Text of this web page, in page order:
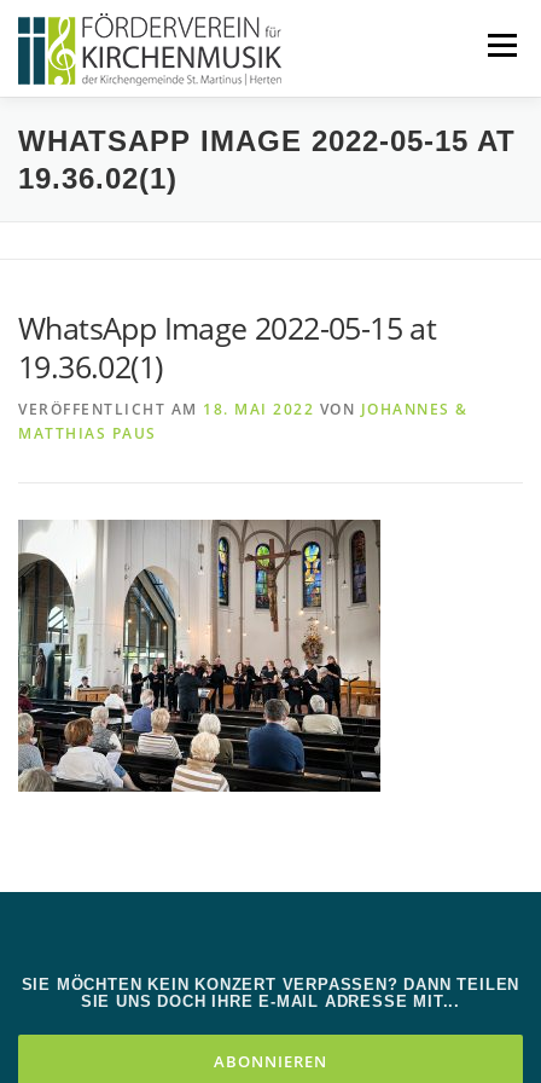
Inhalt
springen
Menü
START ÜBER UNS
BEITRETEN IMPRESSUM
WHATSAPP IMAGE 2022-05-15 AT
19.36.02(1)
WhatsApp Image 2022-05-15 at
19.36.02(1)
VERÖFFENTLICHT AM 18. MAI 2022 VON JOHANNES &
MATTHIAS PAUS
SIE MÖCHTEN KEIN KONZERT VERPASSEN? DANN TEILEN
SIE UNS DOCH IHRE E-MAIL ADRESSE MIT...